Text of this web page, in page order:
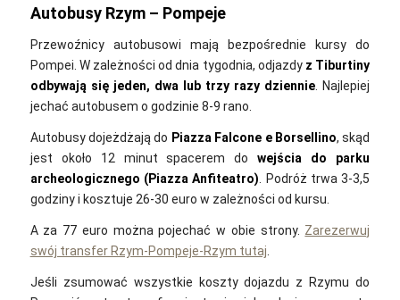
Autobusy Rzym – Pompeje
Przewoźnicy autobusowi mają bezpośrednie kursy do
Pompei. W zależności od dnia tygodnia, odjazdy z Tiburtiny
odbywają się jeden, dwa lub trzy razy dziennie . Najlepiej
jechać autobusem o godzinie 8-9 rano.
Autobusy dojeżdżają do Piazza Falcone e Borsellino, skąd
jest około 12 minut spacerem dowejścia do parku
archeologicznego (Piazza Anfiteatro) . Podróż trwa 3-3,5
godziny i kosztuje 26-30 euro w zależności od kursu.
A za 77 euro można pojechać w obie strony. Zarezerwuj
swój transfer Rzym-Pompeje-Rzym tutaj
Jeśli zsumować wszystkie koszty dojazdu z Rzymu do